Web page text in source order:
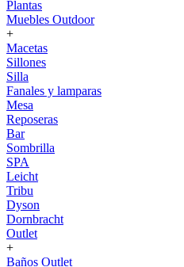
Plantas
Muebles Outdoor
+
Macetas
Sillones
Silla
Fanales y lamparas
Mesa
Reposeras
Bar
Sombrilla
SPA
Leicht
Tribu
Dyson
Dornbracht
Outlet
+
Baños Outlet